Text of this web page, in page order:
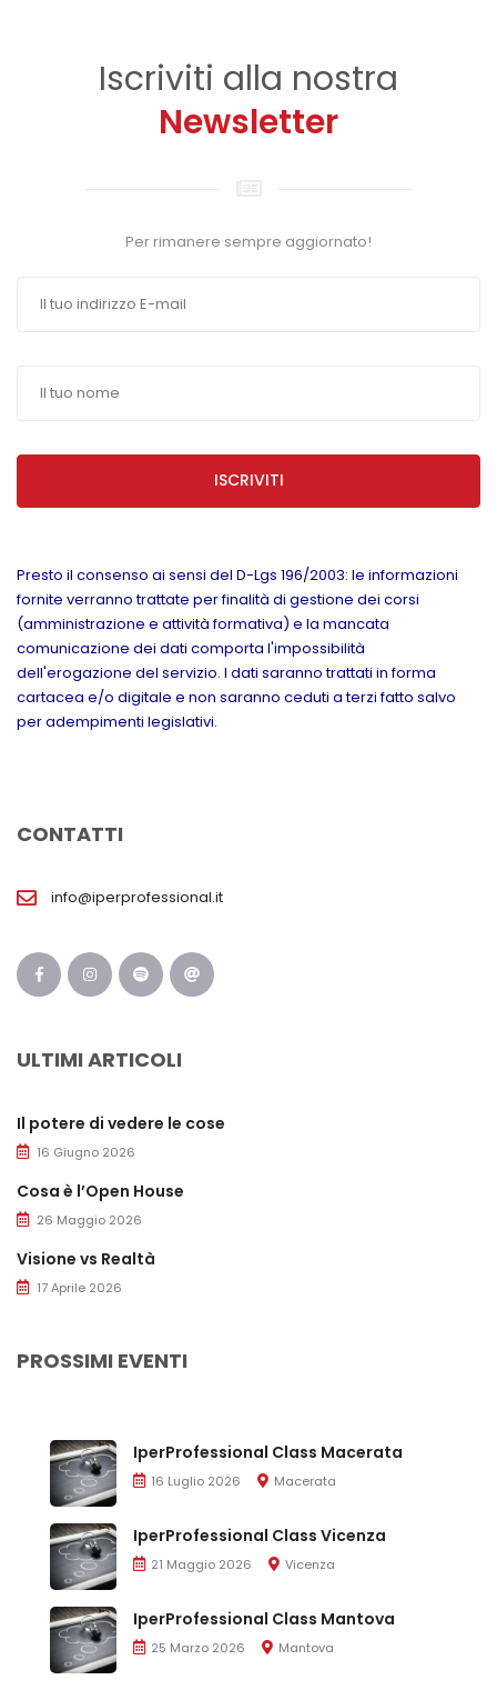
Iscriviti alla nostra
Newsletter
Per rimanere sempre aggiornato!
ISCRIVITI
Presto il consenso ai sensi del D-Lgs 196/2003: le informazioni
fornite verranno trattate per finalità di gestione dei corsi
(amministrazione e attività formativa) e la mancata
comunicazione dei dati comporta l'impossibilità
dell'erogazione del servizio. I dati saranno trattati in forma
cartacea e/o digitale e non saranno ceduti a terzi fatto salvo
per adempimenti legislativi.
CONTATTI
info@iperprofessional.it
ULTIMI ARTICOLI
Il potere di vedere le cose
16 Giugno 2026
Cosa è l’Open House
26 Maggio 2026
Visione vs Realtà
17 Aprile 2026
PROSSIMI EVENTI
IperProfessional Class Macerata
16 Luglio 2026 Macerata
IperProfessional Class Vicenza
21 Maggio 2026 Vicenza
IperProfessional Class Mantova
25 Marzo 2026 Mantova